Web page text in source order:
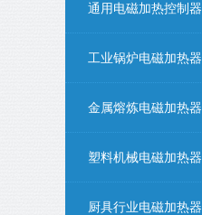
通用电磁加热控制器
工业锅炉电磁加热器
金属熔炼电磁加热器
塑料机械电磁加热器
厨具行业电磁加热器